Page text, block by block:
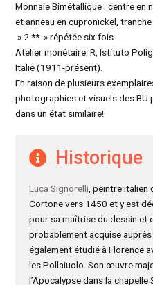
Monnaie Bimétallique : centre en
et anneau en cupronickel,
» 2 ** » répétée six fois.
Atelier monétaire: R, Istituto
Italie (1911-présent).
En raison de plusieurs
photographies et visuels des
dans un état similaire!
Historique
Luca Signorelli , peintre italien
Cortone vers 1450 et y est
pour sa maîtrise du dessin et
probablement acquise
également étudié à Florence
les Pollaiuolo. Son œuvre
l’Apocalypse dans la